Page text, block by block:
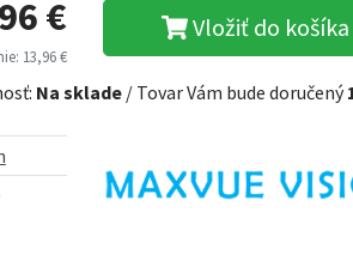
€
13,96 €
Vložiť do košíka
Na sklade / Tovar Vám bude doručený